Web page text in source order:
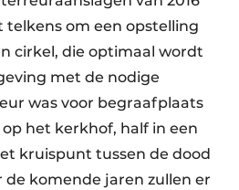
telkens om een opstelling
cirkel, die optimaal wordt
met de nodige
was voor begraafplaats
het kerkhof, half in een
kruispunt tussen de dood
de komende jaren zullen er